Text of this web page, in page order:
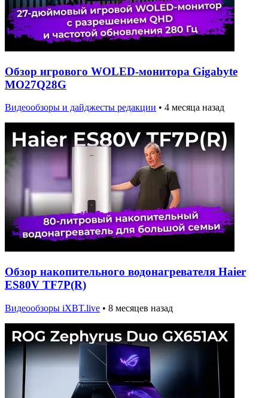
Обзор игрового WOLED-монитора Gigabyte
MO27Q28G
Видеообзоры и дайджесты редакции • 4 месяца назад
Обзор накопительного водонагревателя Haier
ES80V TF7P(R)
Видеообзоры iXBT.live • 8 месяцев назад